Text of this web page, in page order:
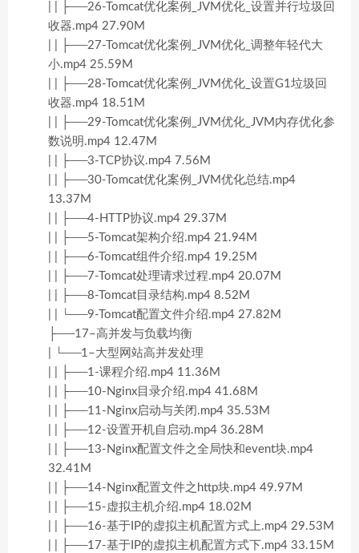
| | ├──26-Tomcat优化案例_JVM优化_设置并行垃圾回
收器.mp4 27.90M
| | ├──27-Tomcat优化案例_JVM优化_调整年轻代大
小.mp4 25.59M
| | ├──28-Tomcat优化案例_JVM优化_设置G1垃圾回
收器.mp4 18.51M
| | ├──29-Tomcat优化案例_JVM优化_JVM内存优化参
数说明.mp4 12.47M
| | ├──3-TCP协议.mp4 7.56M
| | ├──30-Tomcat优化案例_JVM优化总结.mp4
13.37M
| | ├──4-HTTP协议.mp4 29.37M
| | ├──5-Tomcat架构介绍.mp4 21.94M
| | ├──6-Tomcat组件介绍.mp4 19.25M
| | ├──7-Tomcat处理请求过程.mp4 20.07M
| | ├──8-Tomcat目录结构.mp4 8.52M
| | └──9-Tomcat配置文件介绍.mp4 27.82M
├──17–高并发与负载均衡
| └──1–大型网站高并发处理
| | ├──1-课程介绍.mp4 11.36M
| | ├──10-Nginx目录介绍.mp4 41.68M
| | ├──11-Nginx启动与关闭.mp4 35.53M
| | ├──12-设置开机自启动.mp4 36.28M
| | ├──13-Nginx配置文件之全局快和event块.mp4
32.41M
| | ├──14-Nginx配置文件之http块.mp4 49.97M
| | ├──15-虚拟主机介绍.mp4 18.02M
| | ├──16-基于IP的虚拟主机配置方式上.mp4 29.53M
| | ├──17-基于IP的虚拟主机配置方式下.mp4 33.15M